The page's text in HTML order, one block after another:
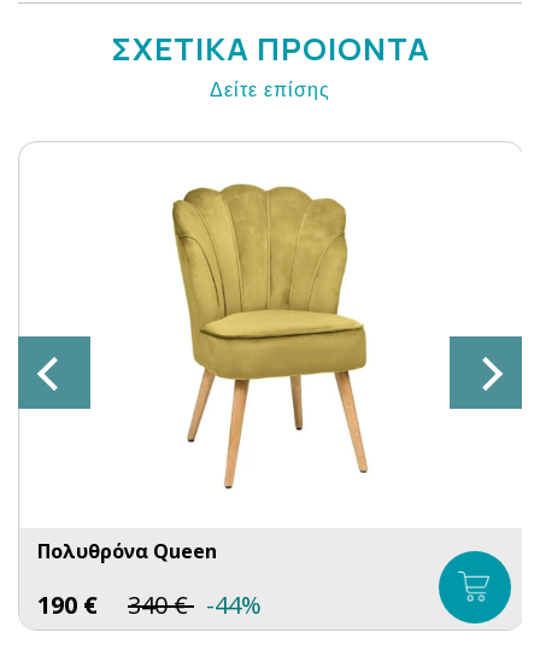
ΣΧΕΤΙΚΑ ΠΡΟΙΟΝΤΑ
Δείτε επίσης
Πολυθρόνα Queen
190 € 340€ -44%